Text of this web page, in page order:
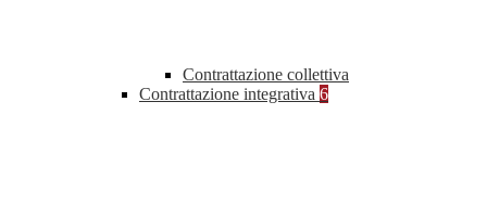
Contrattazione collettiva
Contrattazione integrativa 6